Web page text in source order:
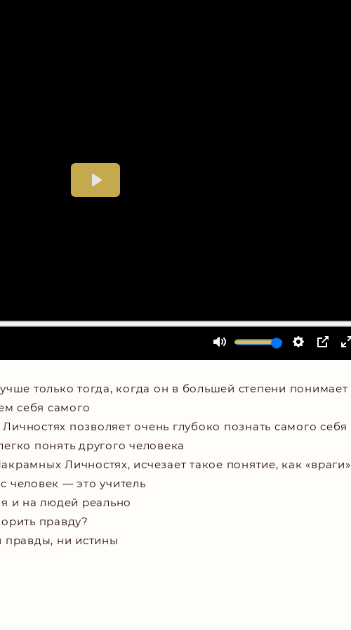
только тогда, когда он в большей степени понимает
себя самого
позволяет очень глубоко познать самого себя
понять другого человека
Личностях, исчезает такое понятие, как «враги»
человек — это учитель
и на людей реально
правду?
ни истины